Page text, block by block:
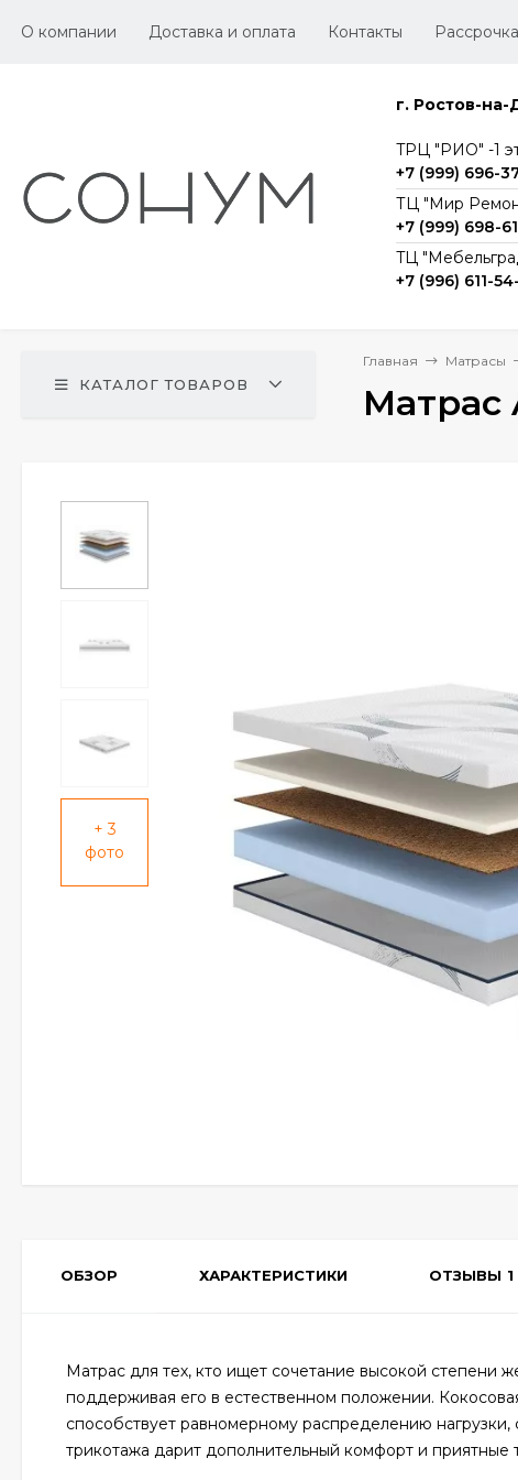
О компании Доставка и оплата Контакты
г. Ростов-на-
TРЦ "РИО" -1
+7 (999) 696-
ТЦ "Мир
+7 (999) 698-
TЦ
+7 (996) 611-
КАТАЛОГ ТОВАРОВ
Главная Матрасы
Матрас
+ 3
фото
ОБЗОР ХАРАКТЕРИСТИКИ ОТЗЫВЫ 1
Матрас для тех, кто ищет сочетание высокой степени
поддерживая его в естественном положении.
способствует равномерному распределению
трикотажа дарит дополнительный комфорт и приятные